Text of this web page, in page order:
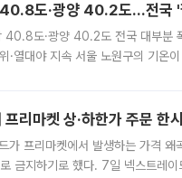
도·광양 40.2도…전국 '
40.8도·광양 40.2도 전국 대부분
·열대야 지속 서울 노원구의 기온
리마켓 상·하한가 주문 한
가 프리마켓에서 발생하는 가격
금지하기로 했다. 7일 넥스트레